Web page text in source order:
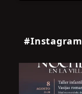
#Instagram